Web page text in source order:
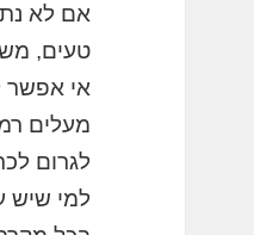
אם לא
טעים,
אי אפשר
מעלים
לגרום
למי שיש